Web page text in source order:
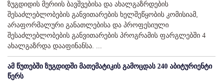
ზუგდიდის მერიის ბავშვებისა და ახალგაზრდების
შესაძლებლობების განვითარების ხელშეწყობის კომისიამ,
არაფორმალური განათლებისა და პროფესიული
შესაძლებლობების განვითარების პროგრამის ფარგლებში 4
ახალგაზრდა დააფინანსა. ...
ამ წუთებში ზუგდიდში მათემატიკის გამოცდას 240 აბიტურიენტი
წერს